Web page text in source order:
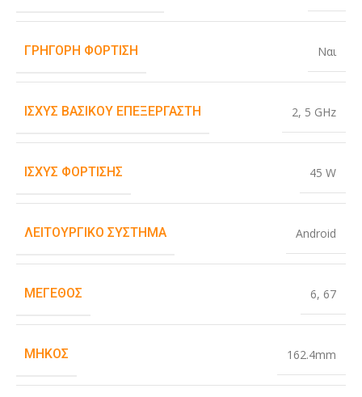
ΓΡΉΓΟΡΗ ΦΌΡΤΙΣΗ Ναι
ΙΣΧΎΣ ΒΑΣΙΚΟΎ ΕΠΕΞΕΡΓΑΣΤΉ 2, 5 GHz
ΙΣΧΎΣ ΦΌΡΤΙΣΗΣ 45 W
ΛΕΙΤΟΥΡΓΙΚΌ ΣΎΣΤΗΜΑ Android
ΜΈΓΕΘΟΣ 6, 67
ΜΉΚΟΣ 162.4mm